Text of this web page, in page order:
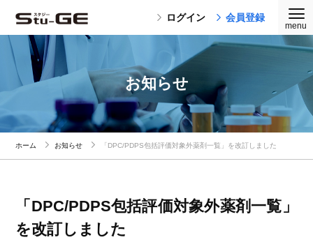
ログイン 会員登録
お知らせ
ホーム お知らせ 「DPC/PDPS包括評価対象外薬剤一覧」を改訂しました
「DPC/PDPS包括評価対象外薬剤一覧」
を改訂しました